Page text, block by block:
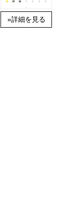
»詳細を見る